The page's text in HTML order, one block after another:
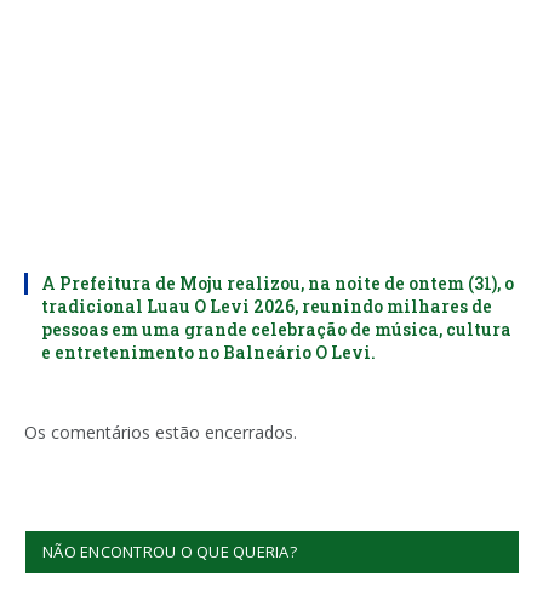
A Prefeitura de Moju realizou, na noite de ontem (31), o
tradicional Luau O Levi 2026, reunindo milhares de
pessoas em uma grande celebração de música, cultura
e entretenimento no Balneário O Levi.
Os comentários estão encerrados.
NÃO ENCONTROU O QUE QUERIA?